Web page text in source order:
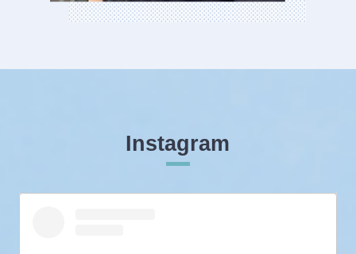
Instagram